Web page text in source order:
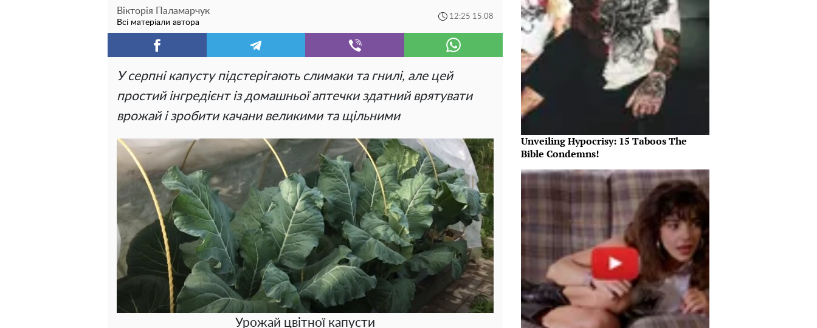
Вікторія Паламарчук
Всі матеріали автора
12:25 15.08
У серпні капусту підстерігають слимаки та гнилі, але цей
простий інгредієнт із домашньої аптечки здатний врятувати
врожай і зробити качани великими та щільними
Урожай цвітної капусти
Unveiling Hypocrisy: 15 Taboos The
Bible Condemns!